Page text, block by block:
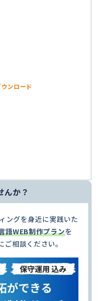
ンロード
んか？
ングを身近に実践いた
語WEB制作プランを
相談ください。